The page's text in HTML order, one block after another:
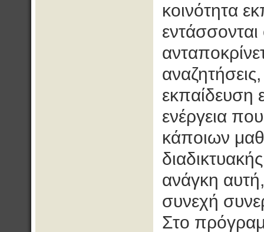
κοινότητα
εκπαίδευση
ενέργεια
κάποιων
ανάγκη
συνεχή
Στο